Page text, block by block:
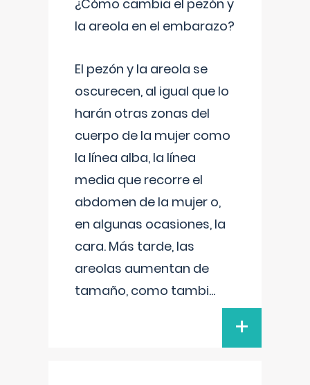
¿Cómo cambia el pezón y
la areola en el embarazo?
El pezón y la areola se
oscurecen, al igual que lo
harán otras zonas del
cuerpo de la mujer como
la línea alba, la línea
media que recorre el
abdomen de la mujer o,
en algunas ocasiones, la
cara. Más tarde, las
areolas aumentan de
tamaño, como tambi...
+